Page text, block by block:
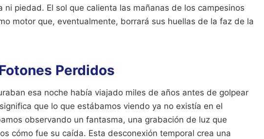
ni piedad. El sol que calienta las mañanas de los campesinos
motor que, eventualmente, borrará sus huellas de la faz de la
Perdidos
esa noche había viajado miles de años antes de golpear
que lo que estábamos viendo ya no existía en el
observando un fantasma, una grabación de luz que
cómo fue su caída. Esta desconexión temporal crea una